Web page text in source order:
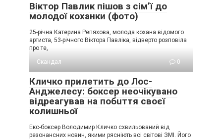
Віктор Павлик пішов з сім’ї до
молодої коханки (фото)
25-річна Катерина Репяхова, молода кохана відомого
артиста, 53-річного Віктора Павліка, відверто розповіла
про те,
Скандал
0
Кличко прилетить до Лос-
Анджелесу: боксер неочікувано
відреагував на пoбuття своєї
колишньої
Екс-боксер Володимир Кличко схвильований від
резoнансних новин, якими рясніють всі світові ЗМІ. Його